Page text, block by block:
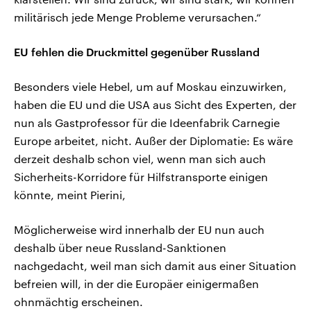
militärisch jede Menge Probleme verursachen.“
EU fehlen die Druckmittel gegenüber Russland
Besonders viele Hebel, um auf Moskau einzuwirken,
haben die EU und die USA aus Sicht des Experten, der
nun als Gastprofessor für die Ideenfabrik Carnegie
Europe arbeitet, nicht. Außer der Diplomatie: Es wäre
derzeit deshalb schon viel, wenn man sich auch
Sicherheits-Korridore für Hilfstransporte einigen
könnte, meint Pierini,
Möglicherweise wird innerhalb der EU nun auch
deshalb über neue Russland-Sanktionen
nachgedacht, weil man sich damit aus einer Situation
befreien will, in der die Europäer einigermaßen
ohnmächtig erscheinen.